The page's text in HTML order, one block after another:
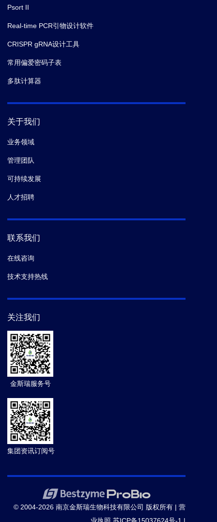
Psort II
Real-time PCR引物设计软件
CRISPR gRNA设计工具
常用偏爱密码子表
多肽计算器
关于我们
业务领域
管理团队
可持续发展
人才招聘
联系我们
在线咨询
技术支持热线
关注我们
金斯瑞服务号
集团资讯订阅号
© 2004-2026 南京金斯瑞生物科技有限公司 版权所有 | 营
业执照 苏ICP备15037624号-1 |